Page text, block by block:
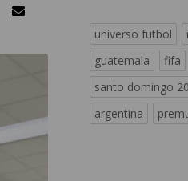
universo futbol
guatemala
fifa
santo domingo
argentina